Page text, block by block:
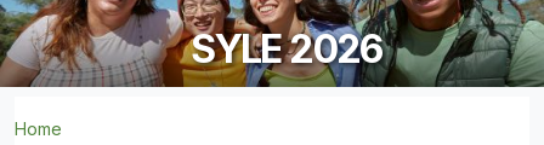
SYLE 2026
Home